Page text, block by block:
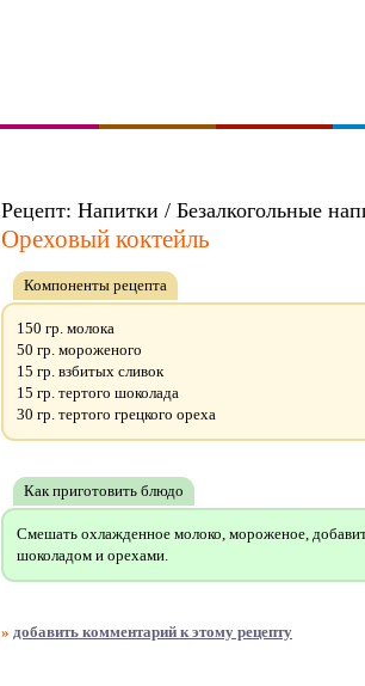
Рецепт: Напитки / Безалкогольные
Ореховый коктейль
Компоненты рецепта
150 гр. молока
50 гр. мороженого
15 гр. взбитых сливок
15 гр. тертого шоколада
30 гр. тертого грецкого ореха
Как приготовить блюдо
Смешать охлажденное молоко, мороженое,
шоколадом и орехами.
» добавить комментарий к этому рецепту